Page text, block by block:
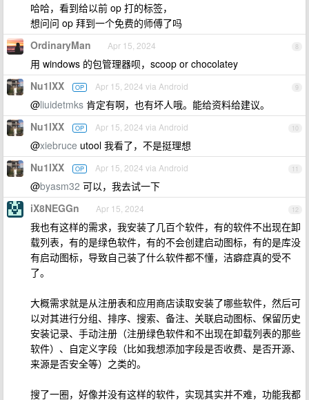
哈哈，看到给以前 op 打的标签，
想问问 op 拜到一个免费的师傅了吗
8
OrdinaryMan Apr 15, 2024
用 windows 的包管理器呗，scoop or chocolatey
9
Nu1lXX OP Apr 15, 2024 via Android
@liuidetmks 肯定有啊，也有坏人哦。能给资料给建议。
10
Nu1lXX OP Apr 15, 2024 via Android
@xiebruce utool 我看了，不是挺理想
11
Nu1lXX OP Apr 15, 2024 via Android
@byasm32 可以，我去试一下
12
iX8NEGGn Apr 15, 2024
我也有这样的需求，我安装了几百个软件，有的软件不出现在卸
载列表，有的是绿色软件，有的不会创建启动图标，有的是库没
有启动图标，导致自己装了什么软件都不懂，洁癖症真的受不
了。
大概需求就是从注册表和应用商店读取安装了哪些软件，然后可
以对其进行分组、排序、搜索、备注、关联启动图标、保留历史
安装记录、手动注册（注册绿色软件和不出现在卸载列表的那些
软件）、自定义字段（比如我想添加字段是否收费、是否开源、
来源是否安全等）之类的。
搜了一圈，好像并没有这样的软件，实现其实并不难，功能我都